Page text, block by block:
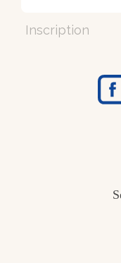
Inscription